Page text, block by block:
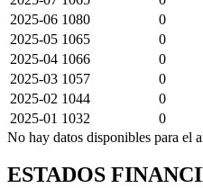
2025-06 1080 0
2025-05 1065 0
2025-04 1066 0
2025-03 1057 0
2025-02 1044 0
2025-01 1032 0
No hay datos disponibles para el
ESTADOS